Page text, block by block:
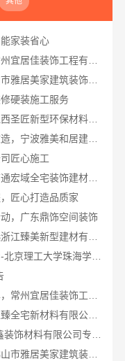
家装省心
佛山顺德专业家装装饰佛山市雅居美家建筑装饰工程有限公司
硬装施工服务
空间定制设计方案厂家，江西圣匠新型环保材料有限公司，个性化全屋整装
匠心施工家装改造二手房改造，宁波雅美和居建材科技有限公司
匠心施工
靠谱一站式家装公司施工南通宏域全宅装饰建材有限公司
匠心打造品质家
，广东鼎饰空间装饰
广东不用考试的全日制大专-北京理工大学珠海学院继教院
健康翻新进口材料，邯郸至臻全宅新材料有限公司臻选全球优质原料
品质装饰家装服务报价，佛山市雅居美家建筑装饰工程有限公司透明实惠